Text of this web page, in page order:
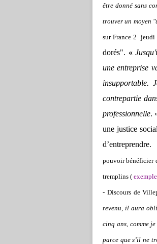
être donné sans
trouver un moyen
sur France 2 jeudi
dorés". «
une entreprise
insupportable.
contrepartie
professionnelle.
une justice
d’entreprendre.
pouvoir bénéficier
tremplins (exemple
- Discours de
revenu, il aura
cinq ans, comme
parce que s’il ne